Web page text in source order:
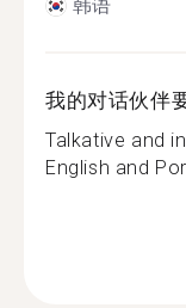
韩语
我的对话伙伴
Talkative and
English and